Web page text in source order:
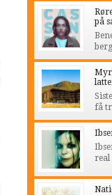
på
få
real